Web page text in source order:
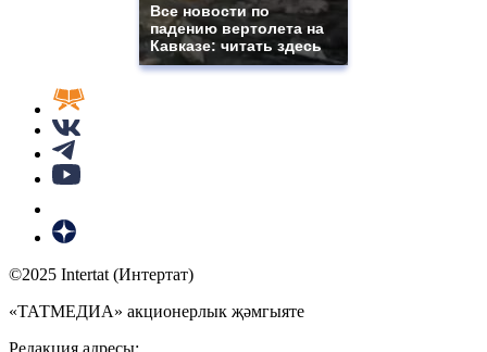
Все новости по
падению вертолета на
Кавказе: читать здесь
©2025 Intertat (Интертат)
«ТАТМЕДИА» акционерлык җәмгыяте
Редакция адресы: